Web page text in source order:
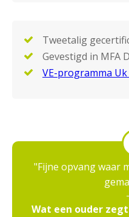
Tweetalig
Gevestigd in MFA
VE-programma
Fijne opvang waar
Wat een ouder